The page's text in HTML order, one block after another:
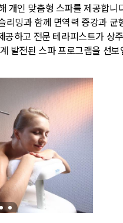
인 맞춤형 스파를 제공합
밍과 함께 면역력 증강과
하고 전문 테라피스트가
발전된 스파 프로그램을 선